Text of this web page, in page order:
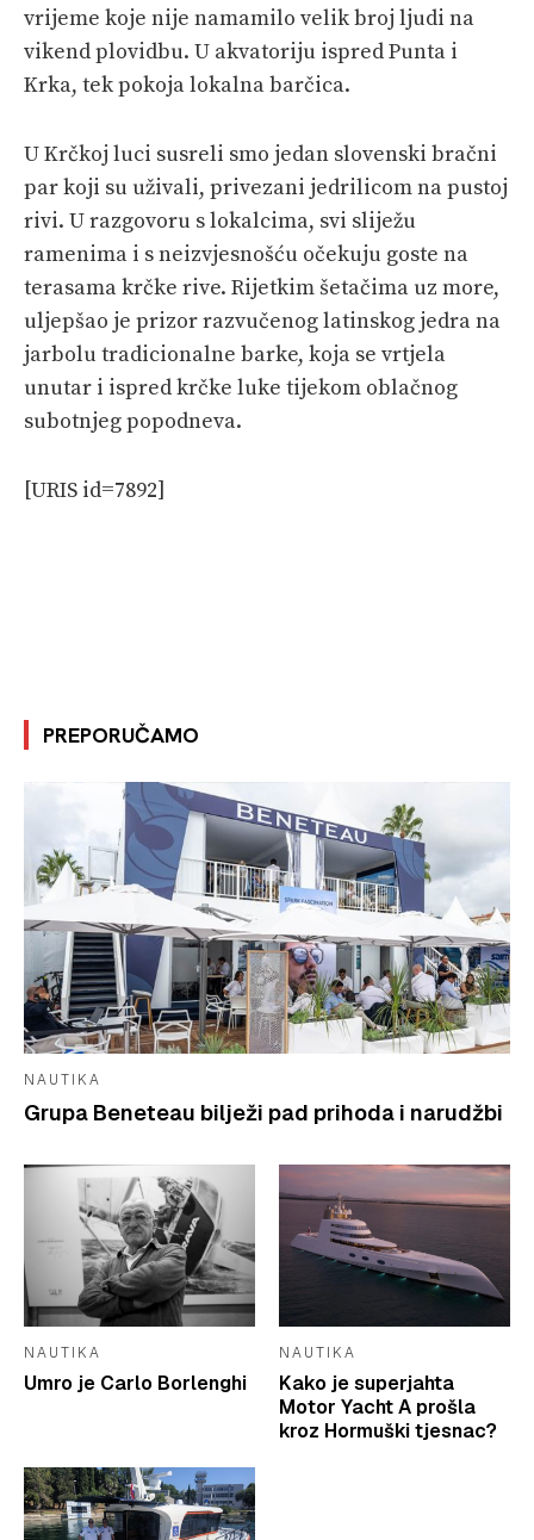
vrijeme koje nije namamilo velik broj ljudi na
vikend plovidbu. U akvatoriju ispred Punta i
Krka, tek pokoja lokalna barčica.
U Krčkoj luci susreli smo jedan slovenski bračni
par koji su uživali, privezani jedrilicom na pustoj
rivi. U razgovoru s lokalcima, svi sliježu
ramenima i s neizvjesnošću očekuju goste na
terasama krčke rive. Rijetkim šetačima uz more,
uljepšao je prizor razvučenog latinskog jedra na
jarbolu tradicionalne barke, koja se vrtjela
unutar i ispred krčke luke tijekom oblačnog
subotnjeg popodneva.
[URIS id=7892]
PREPORUČAMO
NAUTIKA
Grupa Beneteau bilježi pad prihoda i narudžbi
NAUTIKA
Umro je Carlo Borlenghi
NAUTIKA
Kako je superjahta
Motor Yacht A prošla
kroz Hormuški tjesnac?